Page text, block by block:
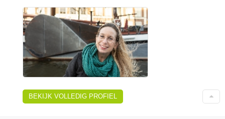
BEKIJK VOLLEDIG PROFIEL